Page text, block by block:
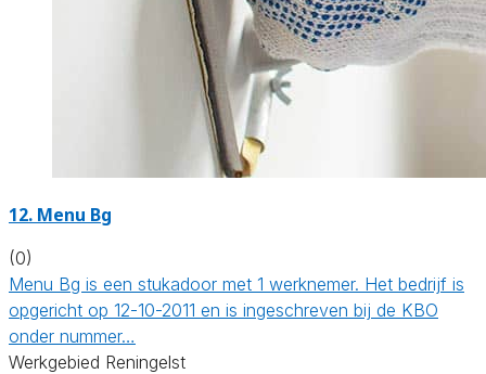
12. Menu Bg
(0)
Menu Bg is een stukadoor met 1 werknemer. Het bedrijf is
opgericht op 12-10-2011 en is ingeschreven bij de KBO
onder nummer…
Werkgebied Reningelst